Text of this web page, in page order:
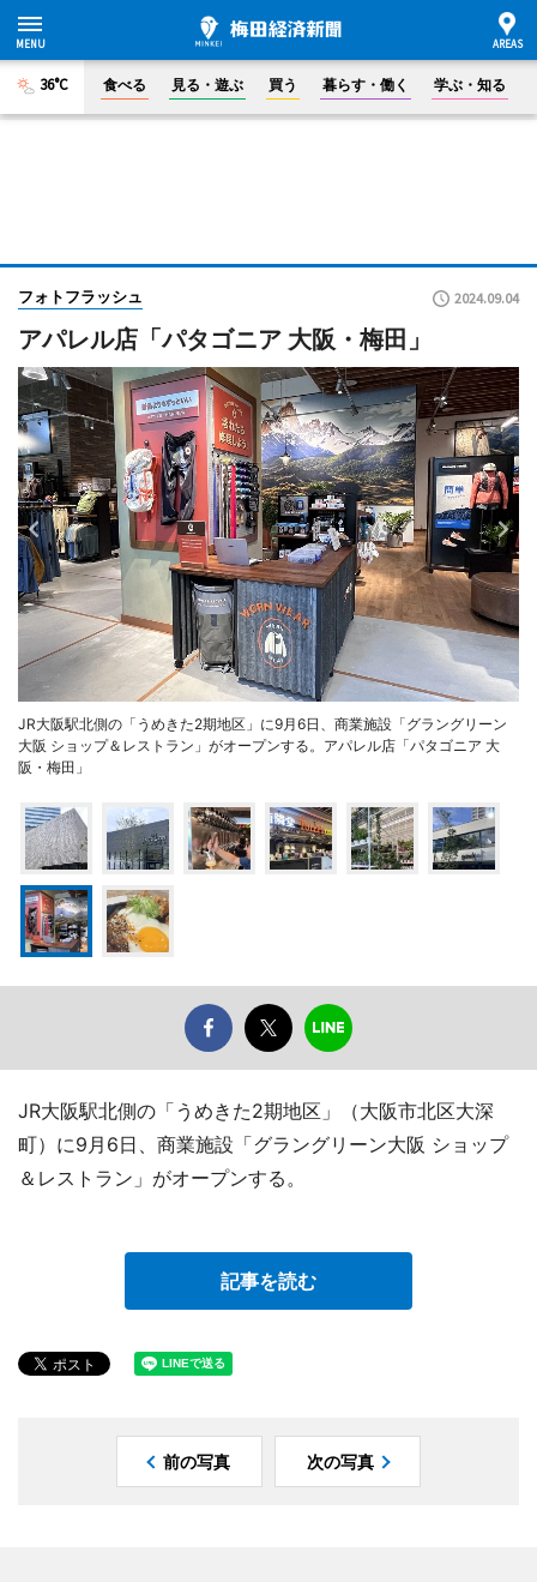
36°C 食べる 見る・遊ぶ 買う 暮らす・働く 学ぶ・知る
フォトフラッシュ 2024.09.04
アパレル店「パタゴニア 大阪・梅田」
JR大阪駅北側の「うめきた2期地区」に9月6日、商業施設「グラングリーン
大阪 ショップ＆レストラン」がオープンする。アパレル店「パタゴニア 大
阪・梅田」
JR大阪駅北側の「うめきた2期地区」（大阪市北区大深
町）に9月6日、商業施設「グラングリーン大阪 ショップ
＆レストラン」がオープンする。
記事を読む
前の写真 次の写真